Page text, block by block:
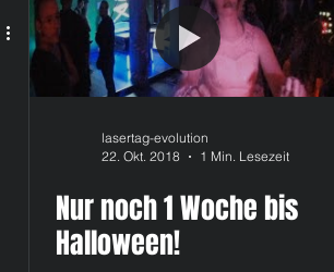
lasertag-evolution
22. Okt. 2018
1 Min. Lesezeit
Nur noch 1 Woche bis
Halloween!